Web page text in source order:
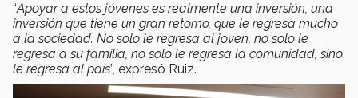
“Apoyar a estos jóvenes es realmente una inversión, una
inversión que tiene un gran retorno, que le regresa mucho
a la sociedad. No solo le regresa al joven, no solo le
regresa a su familia, no solo le regresa la comunidad, sino
le regresa al país”, expresó Ruiz.